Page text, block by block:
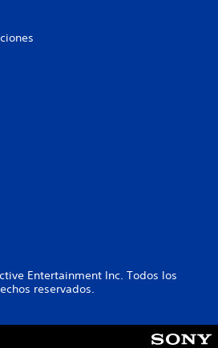
Entertainment Inc. Todos los
reservados.